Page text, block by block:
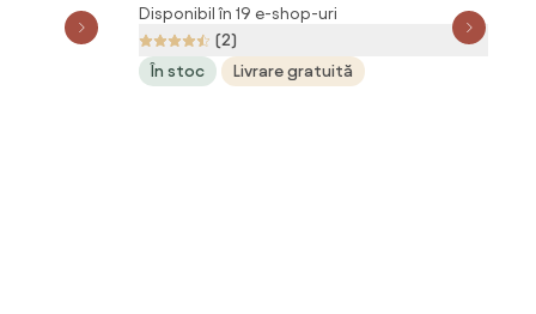
Disponibil în 19 e-shop-uri
(2)
În stoc
Livrare gratuită